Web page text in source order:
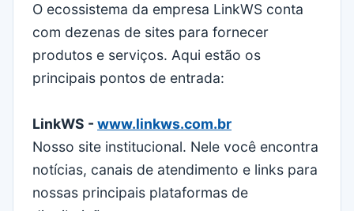
O ecossistema da empresa LinkWS conta
com dezenas de sites para fornecer
produtos e serviços. Aqui estão os
principais pontos de entrada:
LinkWS - www.linkws.com.br
Nosso site institucional. Nele você encontra
notícias, canais de atendimento e links para
nossas principais plataformas de